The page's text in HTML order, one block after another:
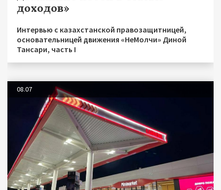
доходов»
Интервью с казахстанской правозащитницей,
основательницей движения «НеМолчи» Диной
Тансари, часть I
08.07